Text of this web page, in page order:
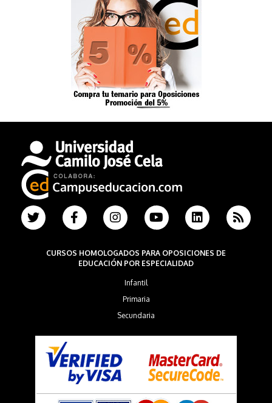
CURSOS HOMOLOGADOS PARA OPOSICIONES DE
EDUCACIÓN POR ESPECIALIDAD
Infantil
Primaria
Secundaria